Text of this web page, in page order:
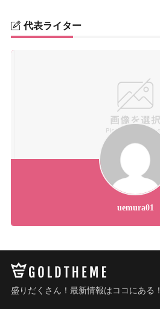
代表ライター
uemura01
盛りだくさん！最新情報はココにある！